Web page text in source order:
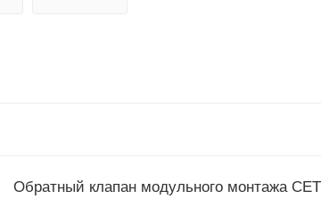
Обратный клапан модульного монтажа